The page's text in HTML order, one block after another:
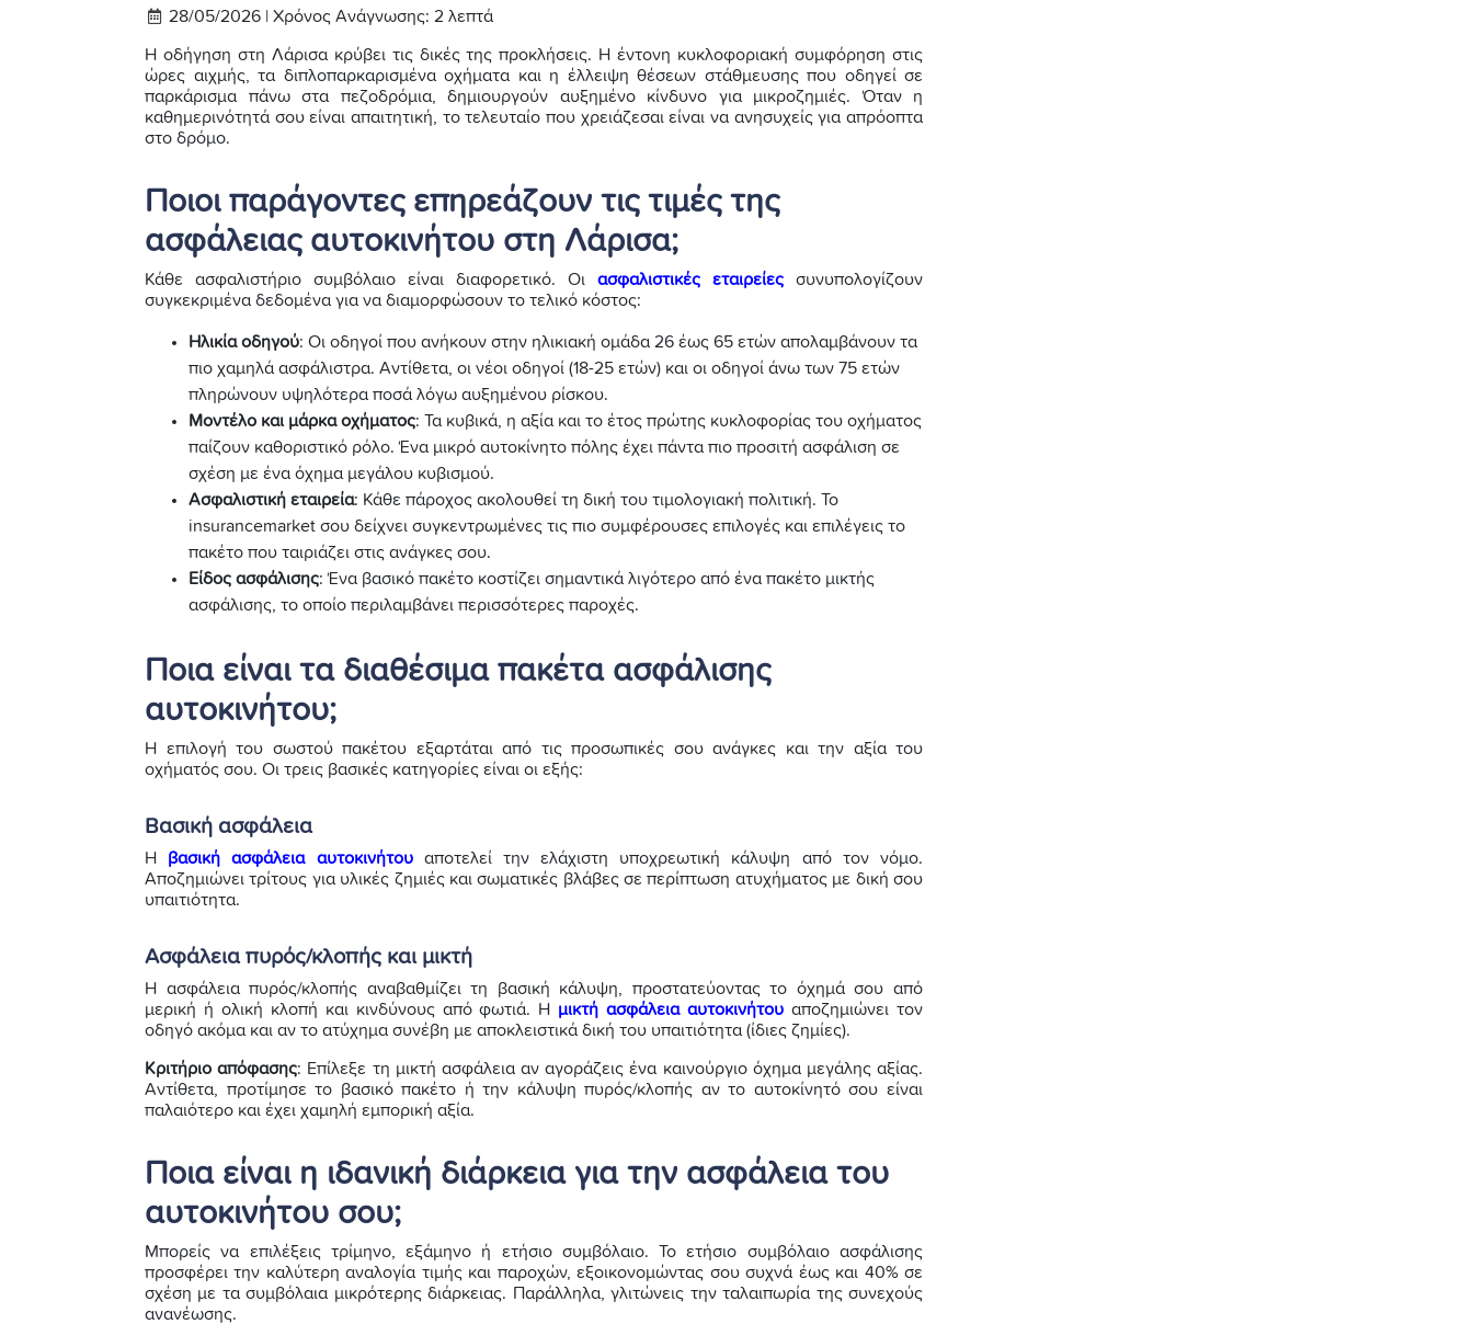
28/05/2026 | Χρόνος Ανάγνωσης: 2 λεπτά
Η οδήγηση στη Λάρισα κρύβει τις δικές της προκλήσεις. Η έντονη κυκλοφοριακή συμφόρηση στις
ώρες αιχμής, τα διπλοπαρκαρισμένα οχήματα και η έλλειψη θέσεων στάθμευσης που οδηγεί σε
παρκάρισμα πάνω στα πεζοδρόμια, δημιουργούν αυξημένο κίνδυνο για μικροζημιές. Όταν η
καθημερινότητά σου είναι απαιτητική, το τελευταίο που χρειάζεσαι είναι να ανησυχείς για απρόοπτα
στο δρόμο.
Ποιοι παράγοντες επηρεάζουν τις τιμές της
ασφάλειας αυτοκινήτου στη Λάρισα;
Κάθε ασφαλιστήριο συμβόλαιο είναι διαφορετικό. Οι ασφαλιστικές εταιρείες συνυπολογίζουν
συγκεκριμένα δεδομένα για να διαμορφώσουν το τελικό κόστος:
Ηλικία οδηγού: Οι οδηγοί που ανήκουν στην ηλικιακή ομάδα 26 έως 65 ετών απολαμβάνουν τα
πιο χαμηλά ασφάλιστρα. Αντίθετα, οι νέοι οδηγοί (18-25 ετών) και οι οδηγοί άνω των 75 ετών
πληρώνουν υψηλότερα ποσά λόγω αυξημένου ρίσκου.
Μοντέλο και μάρκα οχήματος: Τα κυβικά, η αξία και το έτος πρώτης κυκλοφορίας του οχήματος
παίζουν καθοριστικό ρόλο. Ένα μικρό αυτοκίνητο πόλης έχει πάντα πιο προσιτή ασφάλιση σε
σχέση με ένα όχημα μεγάλου κυβισμού.
Ασφαλιστική εταιρεία: Κάθε πάροχος ακολουθεί τη δική του τιμολογιακή πολιτική. Το
insurancemarket σου δείχνει συγκεντρωμένες τις πιο συμφέρουσες επιλογές και επιλέγεις το
πακέτο που ταιριάζει στις ανάγκες σου.
Είδος ασφάλισης: Ένα βασικό πακέτο κοστίζει σημαντικά λιγότερο από ένα πακέτο μικτής
ασφάλισης, το οποίο περιλαμβάνει περισσότερες παροχές.
Ποια είναι τα διαθέσιμα πακέτα ασφάλισης
αυτοκινήτου;
Η επιλογή του σωστού πακέτου εξαρτάται από τις προσωπικές σου ανάγκες και την αξία του
οχήματός σου. Οι τρεις βασικές κατηγορίες είναι οι εξής:
Βασική ασφάλεια
Η βασική ασφάλεια αυτοκινήτουαποτελεί την ελάχιστη υποχρεωτική κάλυψη από τον νόμο.
Αποζημιώνει τρίτους για υλικές ζημιές και σωματικές βλάβες σε περίπτωση ατυχήματος με δική σου
υπαιτιότητα.
Ασφάλεια πυρός/κλοπής και μικτή
Η ασφάλεια πυρός/κλοπής αναβαθμίζει τη βασική κάλυψη, προστατεύοντας το όχημά σου από
μερική ή ολική κλοπή και κινδύνους από φωτιά. Η μικτή ασφάλεια αυτοκινήτου αποζημιώνει τον
οδηγό ακόμα και αν το ατύχημα συνέβη με αποκλειστικά δική του υπαιτιότητα (ίδιες ζημίες).
Κριτήριο απόφασης: Επίλεξε τη μικτή ασφάλεια αν αγοράζεις ένα καινούργιο όχημα μεγάλης αξίας.
Αντίθετα, προτίμησε το βασικό πακέτο ή την κάλυψη πυρός/κλοπής αν το αυτοκίνητό σου είναι
παλαιότερο και έχει χαμηλή εμπορική αξία.
Ποια είναι η ιδανική διάρκεια για την ασφάλεια του
αυτοκινήτου σου;
Μπορείς να επιλέξεις τρίμηνο, εξάμηνο ή ετήσιο συμβόλαιο. Το ετήσιο συμβόλαιο ασφάλισης
προσφέρει την καλύτερη αναλογία τιμής και παροχών, εξοικονομώντας σου συχνά έως και 40% σε
σχέση με τα συμβόλαια μικρότερης διάρκειας. Παράλληλα, γλιτώνεις την ταλαιπωρία της συνεχούς
ανανέωσης.